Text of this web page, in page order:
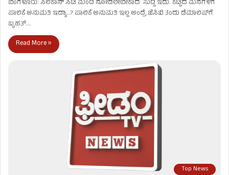
ಬೆಂಗಳೂರು: ಸಿಲಿಕಾನ್​ ಸಿಟಿ ಮಂದಿ ನೋಡಲೇಬೇಕಾದ ಸುದ್ದಿ ಇದು. ಕಟ್ಟಿದ ಮನೆಗಳಿಗೆ
ಪಾಲಿಕೆ ಅನುಮತಿ ಇದ್ಯಾ..? ಪಾಲಿಕೆ ಅನುಮತಿ ಇಲ್ಲ ಅಂದ್ರೆ ಜೆಸಿಬಿ ತಂದು ಡೆಮಾಲಿಷ್​ಗೆ
ಬೃಹತ್​…
Read More »
Top News